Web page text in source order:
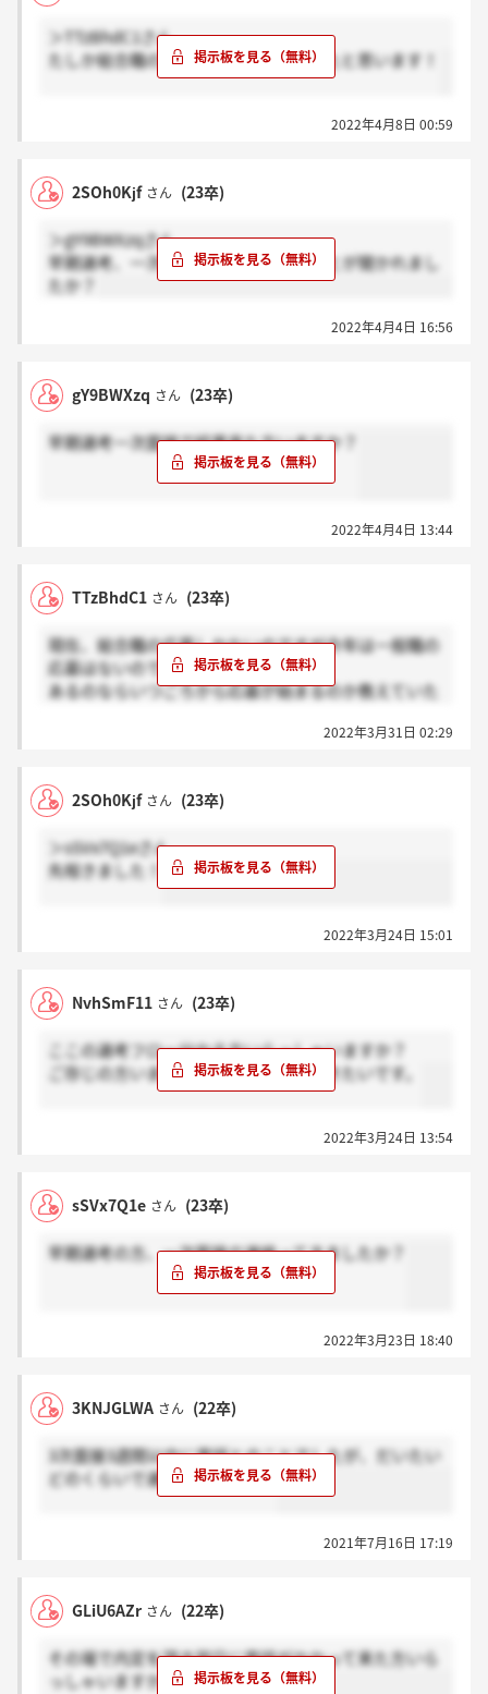
＞TTzBhdC1さん
たしか総合職のみと説明会で言っていたと思います！
2022年4月8日 00:59
2SOh0Kjf さん (23卒)
＞gY9BWXzqさん
早期選考、一次面接ではどのようなことが聞かれまし
たか？
2022年4月4日 16:56
gY9BWXzq さん (23卒)
早期選考一次面接で結果来た方いますか？
2022年4月4日 13:44
TTzBhdC1 さん (23卒)
現在、総合職の応募しかないのですが今年は一般職の
応募はないのでしょうか？？
あるのならいつごろから応募が始まるのか教えていた
2022年3月31日 02:29
2SOh0Kjf さん (23卒)
＞sSVx7Q1eさん
先程きました！
2022年3月24日 15:01
NvhSmF11 さん (23卒)
ここの選考フロー分かる方いらっしゃいますか？
ご存じの方いましたら、教えていただきたいです。
2022年3月24日 13:54
sSVx7Q1e さん (23卒)
早期選考の方、一次面接の連絡ってきましたか？
2022年3月23日 18:40
3KNJGLWA さん (22卒)
3次面接3週間以内に電話とのことでしたが、だいたい
どのくらいで連絡きましたか？
2021年7月16日 17:19
GLiU6AZr さん (22卒)
その場で内定を頂き翌日に電話がかかって来た方いら
っしゃいますか？